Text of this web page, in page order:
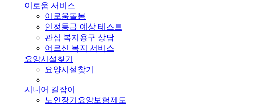
이로움 서비스
이로움돌봄
인정등급 예상 테스트
관심 복지용구 상담
어르신 복지 서비스
요양시설찾기
요양시설찾기
시니어 길잡이
노인장기요양보험제도